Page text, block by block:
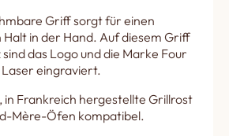
Griff sorgt für einen
in der Hand. Auf diesem Griff
das Logo und die Marke Four
eingraviert.
in Frankreich hergestellte Grillrost
Mère-Öfen kompatibel.